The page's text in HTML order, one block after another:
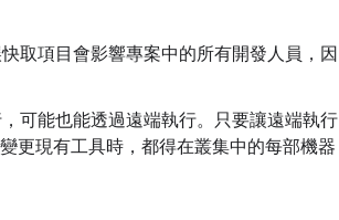
取項目會影響專案中的所有開發人員，因
可能也能透過遠端執行。只要讓遠端執行
更現有工具時，都得在叢集中的每部機器